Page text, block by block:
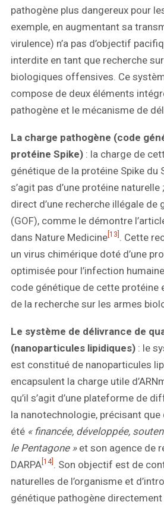
pathogène plus dangereux pour
exemple, en augmentant sa
virulence) n’a pas d’objectif
interdite en tant que recherche
biologiques offensives. Ce
compose de deux éléments
pathogène et le mécanisme de
La charge pathogène (code
protéine Spike) : la charge de
génétique de la protéine Spike du
s’agit pas d’une protéine
direct d’une recherche illégale de
(GOF), comme le démontre
dans Nature Medicine [13] . Cette
un virus chimérique doté d’une
optimisée pour l’infection
code génétique de cette protéine
de la recherche sur les armes
Le système de délivrance de
(nanoparticules lipidiques) : le
est constitué de nanoparticules
encapsulent la charge utile
qu’il s’agit d’une plateforme de
la nanotechnologie, précisant
été « financée, développée,
le Pentagone »et son agence de
DARPA [14] . Son objectif est de
naturelles de l’organisme et
génétique pathogène